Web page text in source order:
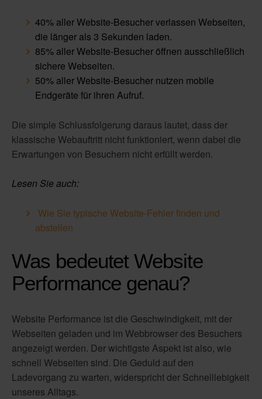
40% aller Website-Besucher verlassen Webseiten,
die länger als 3 Sekunden laden.
85% aller Website-Besucher öffnen ausschließlich
sichere Webseiten.
50% aller Website-Besucher nutzen mobile
Endgeräte für ihren Aufruf.
Die simple Schlussfolgerung daraus lautet, dass der
klassische Webauftritt nicht funktioniert, wenn dabei die
Erwartungen von Besuchern nicht erfüllt werden.
Lesen Sie auch:
Wie Sie typische Website-Fehler finden und
abstellen
Was bedeutet Website
Performance genau?
Website Performance ist die Geschwindigkeit, mit der
Webseiten geladen und im Webbrowser des Besuchers
angezeigt werden. Der wichtigste Aspekt ist also, wie
schnell Webseiten sind. Die Geduld auf den
Ladevorgang zu warten, widerspricht der Schnelllebigkeit
unseres Alltags.